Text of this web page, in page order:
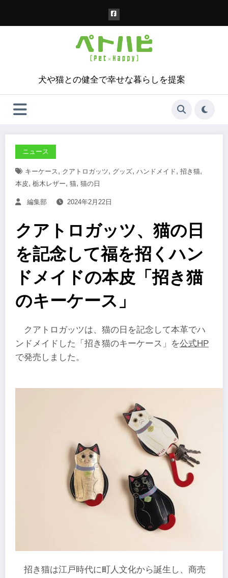
犬や猫との健全で幸せな暮らしを提案
ニュース
キーケース, クアトロガッツ, グッズ, ハンドメイド, 招き猫,
本皮, 栃木レザー, 猫, 猫の日
編集部 2024年2月22日
クアトロガッツ、猫の日
を記念して福を招くハン
ドメイドの本皮「招き猫
のキーケース」
クアトロガッツは、猫の日を記念して本革でハ
ンドメイドした「招き猫のキーケース」を公式HP
で発売しました。
招き猫は江戸時代に町人文化から誕生し、商売